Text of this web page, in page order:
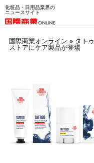
化粧品・日用品業界の
ニュースサイト
国際商業オンライン » タト
ストアにケア製品が登場